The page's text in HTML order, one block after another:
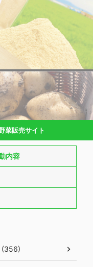
菜販売サイト
内容
(356)